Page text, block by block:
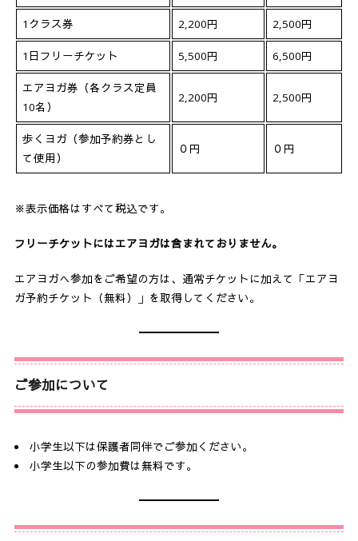
1クラス券 2,200円 2,500円
1日フリーチケット 5,500円 6,500円
エアヨガ券（各クラス定員
10名）
2,200円 2,500円
歩くヨガ（参加予約券とし
て使用）
０円 ０円
※表示価格はすべて税込です。
フリーチケットにはエアヨガは含まれておりません。
エアヨガへ参加をご希望の方は、通常チケットに加えて「エアヨ
ガ予約チケット（無料）」を取得してください。
ご参加について
小学生以下は保護者同伴でご参加ください。
小学生以下の参加費は無料です。